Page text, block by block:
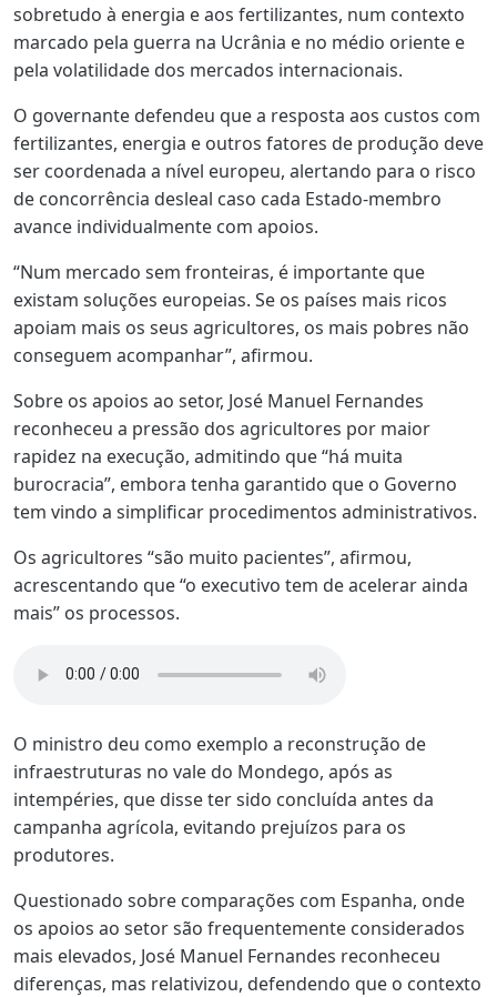
sobretudo à energia e aos fertilizantes, num contexto
marcado pela guerra na Ucrânia e no médio oriente e
pela volatilidade dos mercados internacionais.
O governante defendeu que a resposta aos custos com
fertilizantes, energia e outros fatores de produção deve
ser coordenada a nível europeu, alertando para o risco
de concorrência desleal caso cada Estado-membro
avance individualmente com apoios.
“Num mercado sem fronteiras, é importante que
existam soluções europeias. Se os países mais ricos
apoiam mais os seus agricultores, os mais pobres não
conseguem acompanhar”, afirmou.
Sobre os apoios ao setor, José Manuel Fernandes
reconheceu a pressão dos agricultores por maior
rapidez na execução, admitindo que “há muita
burocracia”, embora tenha garantido que o Governo
tem vindo a simplificar procedimentos administrativos.
Os agricultores “são muito pacientes”, afirmou,
acrescentando que “o executivo tem de acelerar ainda
mais” os processos.
O ministro deu como exemplo a reconstrução de
infraestruturas no vale do Mondego, após as
intempéries, que disse ter sido concluída antes da
campanha agrícola, evitando prejuízos para os
produtores.
Questionado sobre comparações com Espanha, onde
os apoios ao setor são frequentemente considerados
mais elevados, José Manuel Fernandes reconheceu
diferenças, mas relativizou, defendendo que o contexto